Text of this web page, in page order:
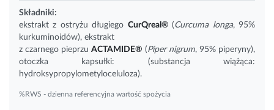
Składniki:
ekstrakt z ostryżu długiego CurQreal®(Curcuma longa, 95%
kurkuminoidów), ekstrakt
z czarnego pieprzuACTAMIDE® (Piper nigrum, 95% piperyny),
otoczka kapsułki: (substancja wiążąca:
hydroksypropylometyloceluloza).
%RWS - dzienna referencyjna wartość spożycia